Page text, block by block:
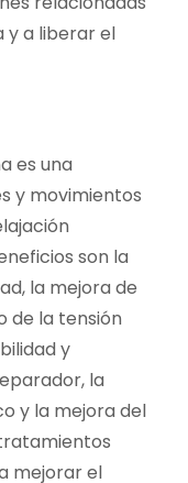
y a liberar el
es una
y movimientos
son la
la mejora de
de la tensión
y
la
y la mejora del
mejorar el